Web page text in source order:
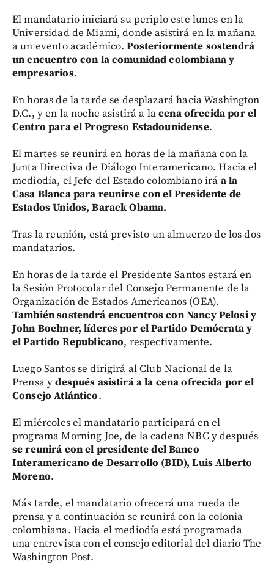
El mandatario iniciará su periplo este lunes en la
Universidad de Miami, donde asistirá en la mañana
a un evento académico.Posteriormente sostendrá
un encuentro con la comunidad colombiana y
empresarios.
En horas de la tarde se desplazará hacia Washington
D.C., y en la noche asistirá a lacena ofrecida por el
Centro para el Progreso Estadounidense.
El martes se reunirá en horas de la mañana con la
Junta Directiva de Diálogo Interamericano. Hacia el
mediodía, el Jefe del Estado colombiano irá a la
Casa Blanca para reunirse con el Presidente de
Estados Unidos, Barack Obama.
Tras la reunión, está previsto un almuerzo de los dos
mandatarios.
En horas de la tarde el Presidente Santos estará en
la Sesión Protocolar del Consejo Permanente de la
Organización de Estados Americanos (OEA).
También sostendrá encuentros con Nancy Pelosi y
John Boehner, líderes por el Partido Demócrata y
el Partido Republicano, respectivamente.
Luego Santos se dirigirá al Club Nacional de la
Prensa ydespués asistirá a la cena ofrecida por el
Consejo Atlántico.
El miércoles el mandatario participará en el
programa Morning Joe, de la cadena NBC y después
se reunirá con el presidentedel Banco
Interamericano de Desarrollo (BID), Luis Alberto
Moreno.
Más tarde, el mandatario ofrecerá una rueda de
prensa y a continuación se reunirá con la colonia
colombiana. Hacia el mediodía está programada
una entrevista con el consejo editorial del diario The
Washington Post.